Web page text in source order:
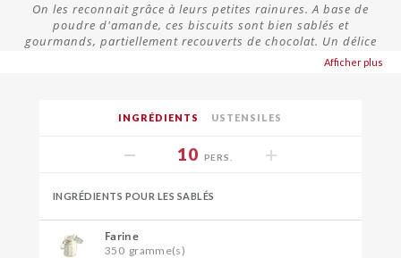
On les reconnait grâce à leurs petites rainures. A base de
poudre d'amande, ces biscuits sont bien sablés et
gourmands, partiellement recouverts de chocolat. Un délice
pour le goûter des enfants et des plus grands...Afficher plus
INGRÉDIENTS USTENSILES
10 PERS.
INGRÉDIENTS POUR LES SABLÉS
Farine
350 gramme(s)